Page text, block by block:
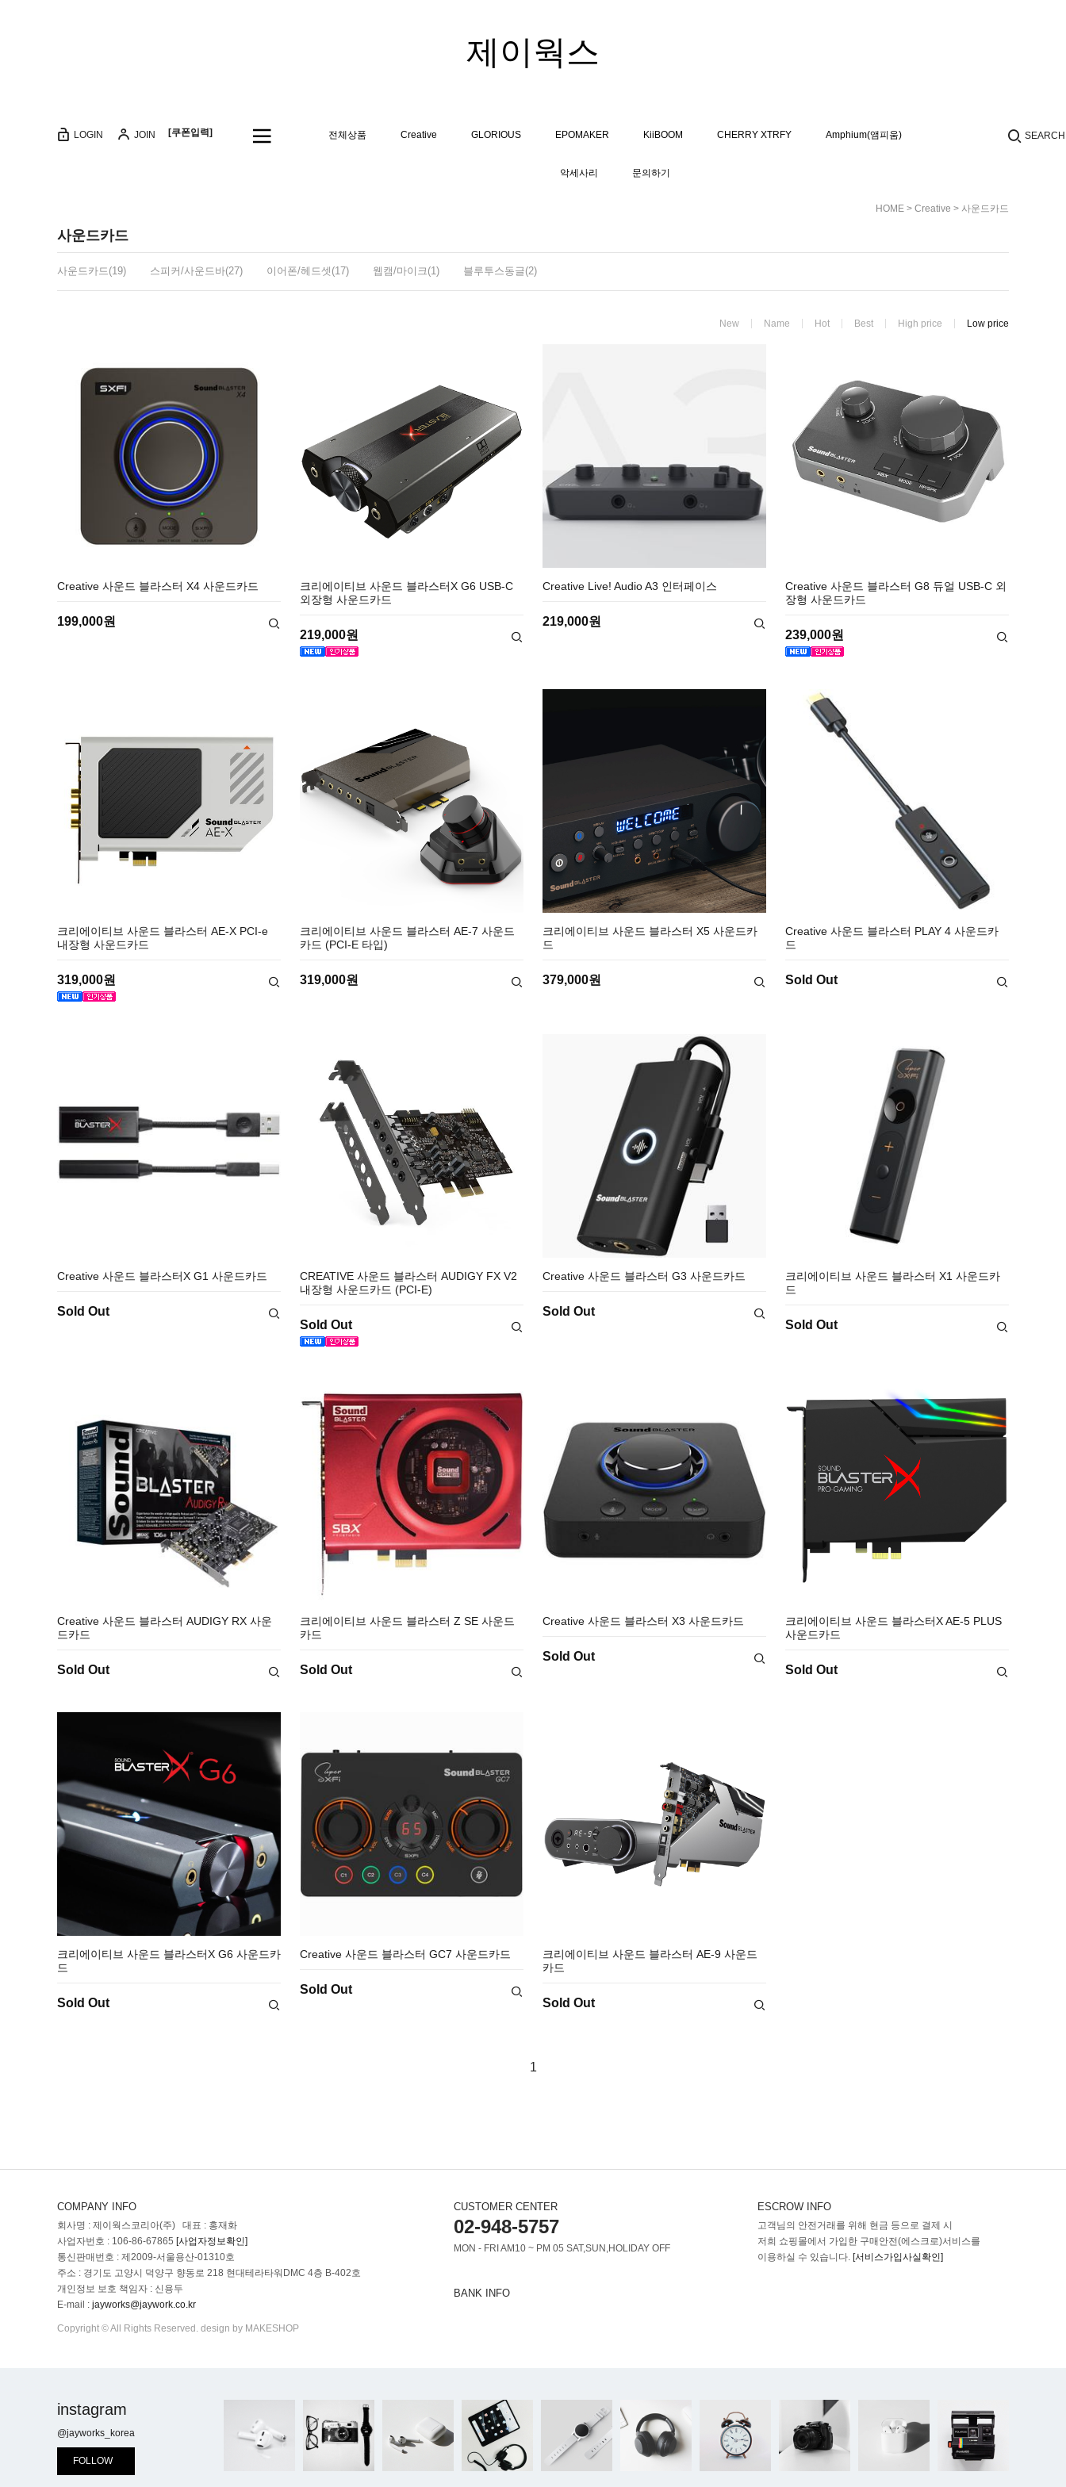
제이웍스
LOGIN JOIN [쿠폰입력] SEARCH
전체상품 Creative GLORIOUS EPOMAKER KiiBOOM CHERRY XTRFY Amphium(앰피움)
악세사리 문의하기
HOME > Creative > 사운드카드
사운드카드
사운드카드(19) 스피커/사운드바(27) 이어폰/헤드셋(17) 웹캠/마이크(1) 블루투스동글(2)
New Name Hot Best High price Low price
Creative 사운드 블라스터 X4 사운드카드
199,000원
크리에이티브 사운드 블라스터X G6 USB-C
외장형 사운드카드
219,000원
Creative Live! Audio A3 인터페이스
219,000원
Creative 사운드 블라스터 G8 듀얼 USB-C 외
장형 사운드카드
239,000원
크리에이티브 사운드 블라스터 AE-X PCI-e
내장형 사운드카드
319,000원
크리에이티브 사운드 블라스터 AE-7 사운드
카드 (PCI-E 타입)
319,000원
크리에이티브 사운드 블라스터 X5 사운드카
드
379,000원
Creative 사운드 블라스터 PLAY 4 사운드카
드
Sold Out
Creative 사운드 블라스터X G1 사운드카드
Sold Out
CREATIVE 사운드 블라스터 AUDIGY FX V2
내장형 사운드카드 (PCI-E)
Sold Out
Creative 사운드 블라스터 G3 사운드카드
Sold Out
크리에이티브 사운드 블라스터 X1 사운드카
드
Sold Out
Creative 사운드 블라스터 AUDIGY RX 사운
드카드
Sold Out
크리에이티브 사운드 블라스터 Z SE 사운드
카드
Sold Out
Creative 사운드 블라스터 X3 사운드카드
Sold Out
크리에이티브 사운드 블라스터X AE-5 PLUS
사운드카드
Sold Out
크리에이티브 사운드 블라스터X G6 사운드카
드
Sold Out
Creative 사운드 블라스터 GC7 사운드카드
Sold Out
크리에이티브 사운드 블라스터 AE-9 사운드
카드
Sold Out
1
COMPANY INFO
회사명 : 제이웍스코리아(주) 대표 : 홍재화
사업자번호 : 106-86-67865 [사업자정보확인]
통신판매번호 : 제2009-서울용산-01310호
주소 : 경기도 고양시 덕양구 향동로 218 현대테라타워DMC 4층 B-402호
개인정보 보호 책임자 : 신용두
E-mail : jayworks@jaywork.co.kr
Copyright © All Rights Reserved. design by MAKESHOP
CUSTOMER CENTER
02-948-5757
MON - FRI AM10 ~ PM 05 SAT,SUN,HOLIDAY OFF
BANK INFO
ESCROW INFO
고객님의 안전거래를 위해 현금 등으로 결제 시
저희 쇼핑몰에서 가입한 구매안전(에스크로)서비스를
이용하실 수 있습니다. [서비스가입사실확인]
instagram
@jayworks_korea
FOLLOW